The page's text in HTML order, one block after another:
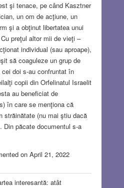
şi tenace, pe când Kasztner
un om de acţiune, un
şi a obţinut libertatea unui
preţul altor mii de vieţi –
individual (sau aproape),
să coaguleze un grup de
doi s-au confruntat în
copii din Orfelinatul Israelit
au beneficiat de
în care se menţiona că
străinătate (nu mai ştiu dacă
Din păcate documentul s-a
on April 21, 2022
interesantă: atât